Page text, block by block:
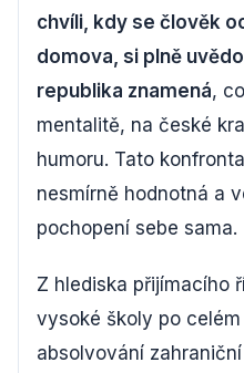
chvíli, kdy se člověk
domova, si plně
republika znamená,
mentalitě, na české
humoru. Tato
nesmírně hodnotná a
pochopení sebe sama.
Z hlediska přijímacího
vysoké školy po
absolvování